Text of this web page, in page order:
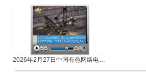
2026年2月27日中国有色网络电视新闻